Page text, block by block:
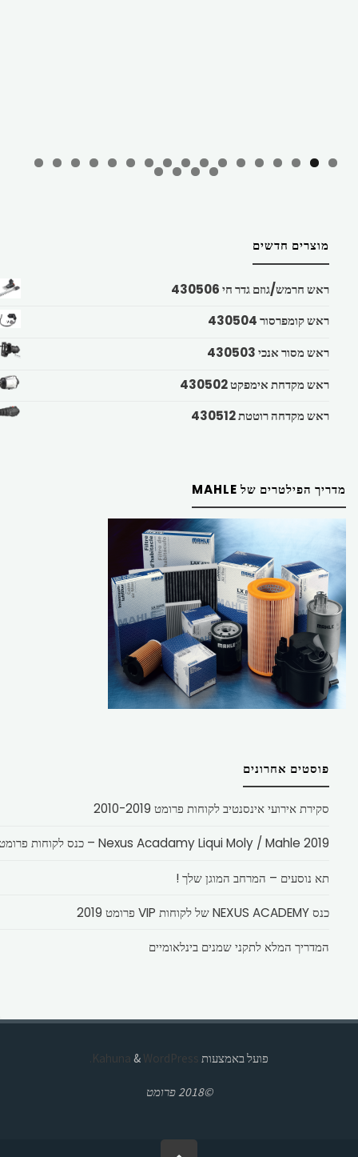
מוצרים חדשים
ראש חרמש/גוזם גדר חי 430506
ראש קומפרסור 430504
ראש מסור אנכי 430503
ראש מקדחת אימפקט 430502
ראש מקדחה רוטטת 430512
מדריך הפילטרים של MAHLE
פוסטים אחרונים
סקירת אירועי אינסנטיב לקוחות פרומט 2010-2019
Nexus Acadamy Liqui Moly / Mahle 2019 – כנס לקוחות פרומט
תא נוסעים – המרחב המוגן שלך !
כנס NEXUS ACADEMY של לקוחות VIP פרומט 2019
המדריך המלא לתקני שמנים בינלאומיים
פועל באמצעות & WordPress.
©2018 פרומט